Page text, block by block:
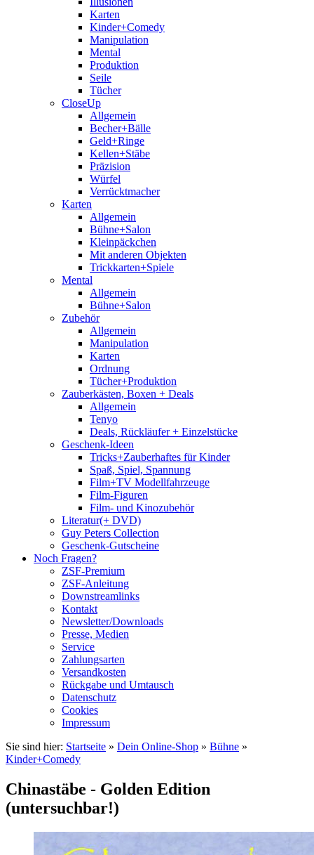
Karten
Kinder+Comedy
Manipulation
Mental
Produktion
Seile
Tücher
CloseUp
Allgemein
Becher+Bälle
Geld+Ringe
Kellen+Stäbe
Präzision
Würfel
Verrücktmacher
Karten
Allgemein
Bühne+Salon
Kleinpäckchen
Mit anderen Objekten
Trickkarten+Spiele
Mental
Allgemein
Bühne+Salon
Zubehör
Allgemein
Manipulation
Karten
Ordnung
Tücher+Produktion
Zauberkästen, Boxen + Deals
Allgemein
Tenyo
Deals, Rückläufer + Einzelstücke
Geschenk-Ideen
Tricks+Zauberhaftes für Kinder
Spaß, Spiel, Spannung
Film+TV Modellfahrzeuge
Film-Figuren
Film- und Kinozubehör
Literatur(+ DVD)
Guy Peters Collection
Geschenk-Gutscheine
Noch Fragen?
ZSF-Premium
ZSF-Anleitung
Downstreamlinks
Kontakt
Newsletter/Downloads
Presse, Medien
Service
Zahlungsarten
Versandkosten
Rückgabe und Umtausch
Datenschutz
Cookies
Impressum
Sie sind hier: Startseite » Dein Online-Shop » Bühne »
Kinder+Comedy
Chinastäbe - Golden Edition
(untersuchbar!)